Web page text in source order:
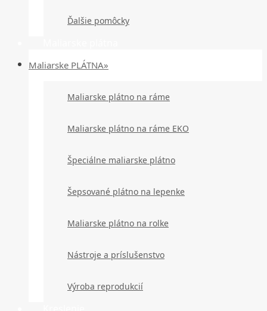
Ďalšie pomôcky
Maliarske PLÁTNA»
Maliarske plátno na ráme
Maliarske plátno na ráme EKO
Špeciálne maliarske plátno
Šepsované plátno na lepenke
Maliarske plátno na rolke
Nástroje a príslušenstvo
Výroba reprodukcií